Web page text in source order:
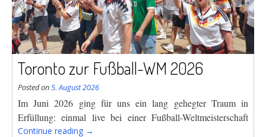
Toronto zur Fußball-WM 2026
Posted on5. August 2026
Im Juni 2026 ging für uns ein lang gehegter Traum in
Erfüllung: einmal livebei einerFußball-Weltmeisterschaft
Continue reading “Toronto
→